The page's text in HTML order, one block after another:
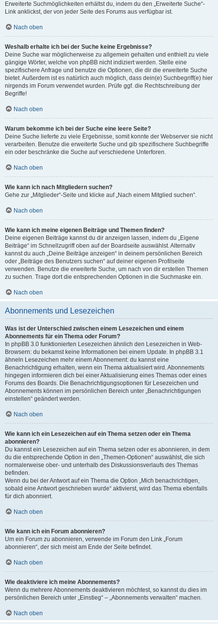
Erweiterte Suchmöglichkeiten erhältst du, indem du den „Erweiterte Suche“-
Link anklickst, der von jeder Seite des Forums aus verfügbar ist.
Nach oben
Weshalb erhalte ich bei der Suche keine Ergebnisse?
Deine Suche war möglicherweise zu allgemein gehalten und enthielt zu viele
gängige Wörter, welche von phpBB nicht indiziert werden. Stelle eine
spezifischere Anfrage und benutze die Optionen, die dir die erweiterte Suche
bietet. Außerdem ist es natürlich auch möglich, dass dein(e) Suchbegriff(e) hier
nirgends im Forum verwendet wurden. Prüfe ggf. die Rechtschreibung der
Begriffe!
Nach oben
Warum bekomme ich bei der Suche eine leere Seite?
Deine Suche lieferte zu viele Ergebnisse, somit konnte der Webserver sie nicht
verarbeiten. Benutze die erweiterte Suche und gib spezifischere Suchbegriffe
ein oder beschränke die Suche auf verschiedene Unterforen.
Nach oben
Wie kann ich nach Mitgliedern suchen?
Gehe zur „Mitglieder“-Seite und klicke auf „Nach einem Mitglied suchen“.
Nach oben
Wie kann ich meine eigenen Beiträge und Themen finden?
Deine eigenen Beiträge kannst du dir anzeigen lassen, indem du „Eigene
Beiträge“ im Schnellzugriff oben auf der Boardseite auswählst. Alternativ
kannst du auch „Deine Beiträge anzeigen“ in deinem persönlichen Bereich
oder „Beiträge des Benutzers suchen“ auf deiner eigenen Profilseite
verwenden. Benutze die erweiterte Suche, um nach von dir erstellen Themen
zu suchen. Trage dort die entsprechenden Optionen in die Suchmaske ein.
Nach oben
Abonnements und Lesezeichen
Was ist der Unterschied zwischen einem Lesezeichen und einem
Abonnements für ein Thema oder Forum?
In phpBB 3.0 funktionierten Lesezeichen ähnlich den Lesezeichen in Web-
Browsern: du bekamst keine Informationen bei einem Update. In phpBB 3.1
ähneln Lesezeichen mehr einem Abonnement: du kannst eine
Benachrichtigung erhalten, wenn ein Thema aktualisiert wird. Abonnements
hingegen informieren dich bei einer Aktualisierung eines Themas oder eines
Forums des Boards. Die Benachrichtigungsoptionen für Lesezeichen und
Abonnements können im persönlichen Bereich unter „Benachrichtigungen
einstellen“ geändert werden.
Nach oben
Wie kann ich ein Lesezeichen auf ein Thema setzen oder ein Thema
abonnieren?
Du kannst ein Lesezeichen auf ein Thema setzen oder es abonnieren, in dem
du die entsprechende Option in den „Themen-Optionen“ auswählst, die sich
normalerweise ober- und unterhalb des Diskussionsverlaufs des Themas
befinden.
Wenn du bei der Antwort auf ein Thema die Option „Mich benachrichtigen,
sobald eine Antwort geschrieben wurde“ aktivierst, wird das Thema ebenfalls
für dich abonniert.
Nach oben
Wie kann ich ein Forum abonnieren?
Um ein Forum zu abonnieren, verwende im Forum den Link „Forum
abonnieren“, der sich meist am Ende der Seite befindet.
Nach oben
Wie deaktiviere ich meine Abonnements?
Wenn du mehrere Abonnements deaktivieren möchtest, so kannst du dies im
persönlichen Bereich unter „Einstieg“ – „Abonnements verwalten“ machen.
Nach oben